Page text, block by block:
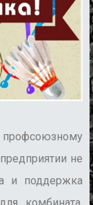
не
и поддержка